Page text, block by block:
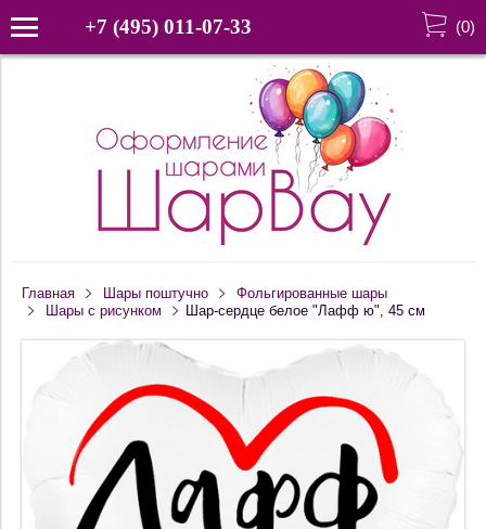
+7 (495) 011-07-33 (0)
Главная Шары поштучно
Фольгированные шары
Шары с рисунком
Шар-сердце белое "Лафф ю", 45 см